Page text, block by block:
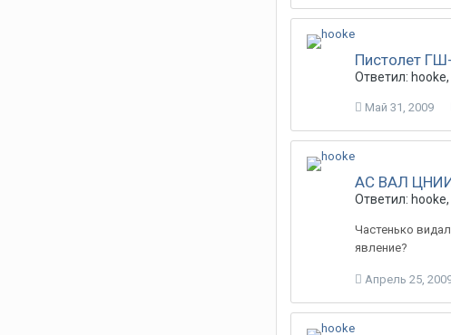
Пистолет
Ответил:
Май 31, 2009
АС ВАЛ
Ответил:
Частенько
явление?
Апрель 25,